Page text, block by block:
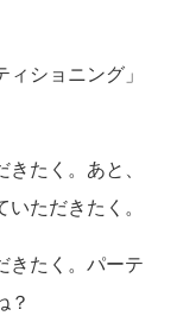
ショニング」
たく。あと、
ただきたく。
たく。パーテ
？